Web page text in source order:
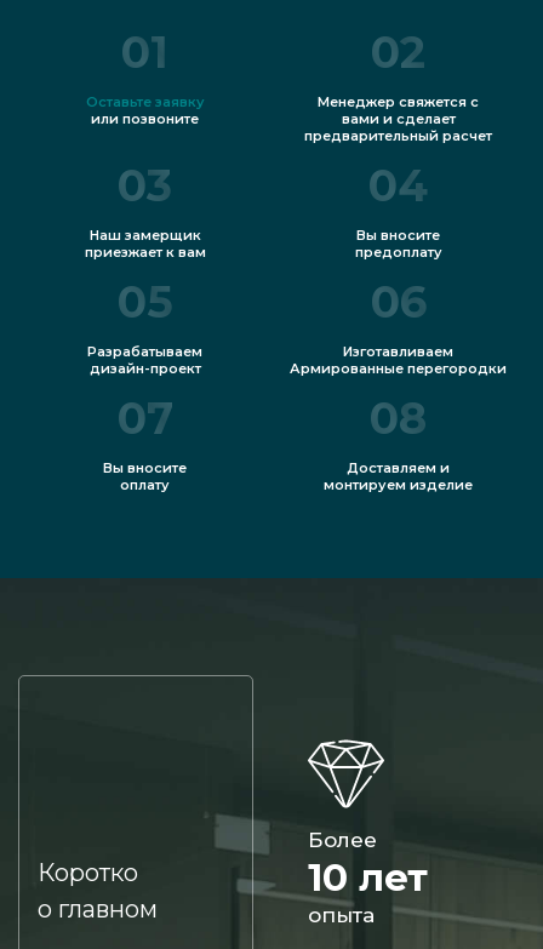
01
Оставьте заявку
или позвоните
02
Менеджер свяжется с
вами и сделает
предварительный расчет
03
Наш замерщик
приезжает к вам
04
Вы вносите
предоплату
05
Разрабатываем
дизайн-проект
06
Изготавливаем
Армированные перегородки
07
Вы вносите
оплату
08
Доставляем и
монтируем изделие
Коротко
о главном
Более
10 лет
опыта